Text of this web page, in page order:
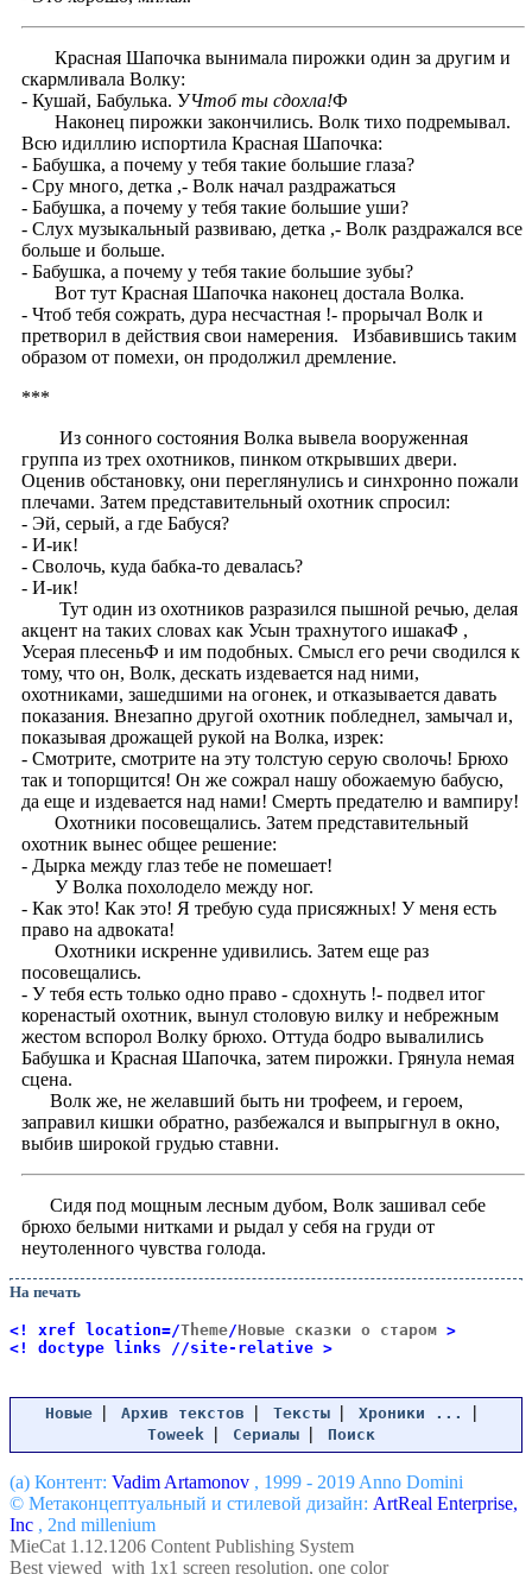
Красная Шапочка вынимала пирожки один за другим и
скармливала Волку:
- Кушай, Бабулька. УЧтоб ты сдохла!Ф
Наконец пирожки закончились. Волк тихо подремывал.
Всю идиллию испортила Красная Шапочка:
- Бабушка, а почему у тебя такие большие глаза?
- Сру много, детка ,- Волк начал раздражаться
- Бабушка, а почему у тебя такие большие уши?
- Слух музыкальный развиваю, детка ,- Волк раздражался все
больше и больше.
- Бабушка, а почему у тебя такие большие зубы?
Вот тут Красная Шапочка наконец достала Волка.
- Чтоб тебя сожрать, дура несчастная !- прорычал Волк и
претворил в действия свои намерения. Избавившись таким
образом от помехи, он продолжил дремление.
***
Из сонного состояния Волка вывела вооруженная
группа из трех охотников, пинком открывших двери.
Оценив обстановку, они переглянулись и синхронно пожали
плечами. Затем представительный охотник спросил:
- Эй, серый, а где Бабуся?
- И-ик!
- Сволочь, куда бабка-то девалась?
- И-ик!
Тут один из охотников разразился пышной речью, делая
акцент на таких словах как Усын трахнутого ишакаФ ,
Усерая плесеньФ и им подобных. Смысл его речи сводился к
тому, что он, Волк, дескать издевается над ними,
охотниками, зашедшими на огонек, и отказывается давать
показания. Внезапно другой охотник побледнел, замычал и,
показывая дрожащей рукой на Волка, изрек:
- Смотрите, смотрите на эту толстую серую сволочь! Брюхо
так и топорщится! Он же сожрал нашу обожаемую бабусю,
да еще и издевается над нами! Смерть предателю и вампиру!
Охотники посовещались. Затем представительный
охотник вынес общее решение:
- Дырка между глаз тебе не помешает!
У Волка похолодело между ног.
- Как это! Как это! Я требую суда присяжных! У меня есть
право на адвоката!
Охотники искренне удивились. Затем еще раз
посовещались.
- У тебя есть только одно право - сдохнуть !- подвел итог
коренастый охотник, вынул столовую вилку и небрежным
жестом вспорол Волку брюхо. Оттуда бодро вывалились
Бабушка и Красная Шапочка, затем пирожки. Грянула немая
сцена.
Волк же, не желавший быть ни трофеем, и героем,
заправил кишки обратно, разбежался и выпрыгнул в окно,
выбив широкой грудью ставни.
Сидя под мощным лесным дубом, Волк зашивал себе
брюхо белыми нитками и рыдал у себя на груди от
неутоленного чувства голода.
На печать
<! xref location=/Theme/Новые сказки о старом >
<! doctype links //site-relative >
Новые | Архив текстов | Тексты | Хроники ... |
Toweek | Сериалы | Поиск
(a) Контент: Vadim Artamonov , 1999 - 2019 Anno Domini
© Метаконцептуальный и стилевой дизайн: ArtReal Enterprise,
Inc , 2nd millenium
MieCat 1.12.1206 Content Publishing System
Best viewed with 1x1 screen resolution, one color